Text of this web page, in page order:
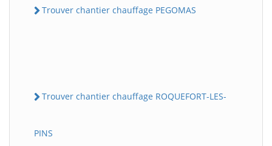
Trouver chantier chauffage PEGOMAS
Trouver chantier chauffage ROQUEFORT-LES-
PINS